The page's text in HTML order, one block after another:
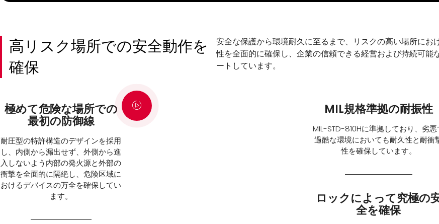
高リスク場所での安全動作を
確保
安全な保護から環境耐久に至るまで、リスクの高い場所にお
性を全面的に確保し、企業の信頼できる経営および持続可能
ートしています。
極めて危険な場所での
最初の防御線
耐圧型の特許構造のデザインを採用
し、内側から漏出せず、外側から進
入しないよう内部の発火源と外部の
衝撃を全面的に隔絶し、危険区域に
おけるデバイスの万全を確保してい
ます。
MIL規格準拠の耐振性
MIL-STD-810Hに準拠しており、劣悪
過酷な環境においても耐久性と耐衝
性を確保しています。
ロックによって究極の
全を確保